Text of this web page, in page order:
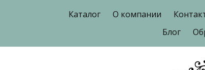
Каталог О компании
Блог